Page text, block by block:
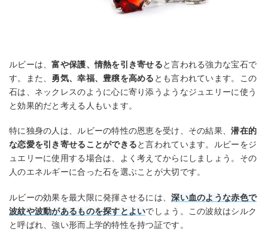
ルビーは、富や保護、情熱を引き寄せると言われる強力な宝石で
す。また、 勇気、幸福、豊穣を高める とも言われています。この
石は、ネックレスのように心に寄り添うようなジュエリーに使う
と効果的だと考える人もいます。
特に独身の人は、ルビーの特性の恩恵を受け、その結果、潜在的
な恋愛を引き寄せることができると言われています。ルビーをジ
ュエリーに使用する場合は、よく考えてからにしましょう。その
人のエネルギーに合った石を選ぶことが大切です。
ルビーの効果を最大限に発揮させるには、深い血のような赤色で
波紋や波動があるものを探すとよいでしょう。この波紋はシルク
と呼ばれ、強い形而上学的特性を持つ証です。